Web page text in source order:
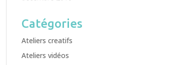
Catégories
Ateliers creatifs
Ateliers vidéos